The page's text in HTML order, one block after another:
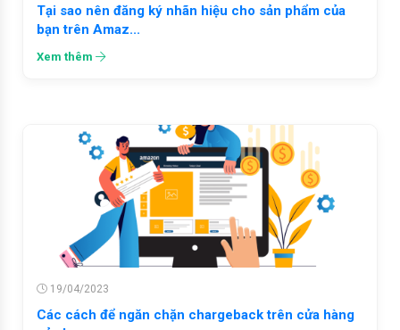
Tại sao nên đăng ký nhãn hiệu cho sản phẩm của
bạn trên Amaz...
Xem thêm
19/04/2023
Các cách để ngăn chặn chargeback trên cửa hàng